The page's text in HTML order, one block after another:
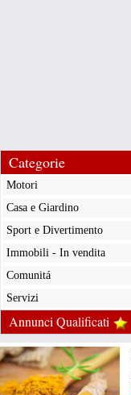
Categorie
Motori
Casa e Giardino
Sport e Divertimento
Immobili - In vendita
Comunitá
Servizi
Annunci Qualificati